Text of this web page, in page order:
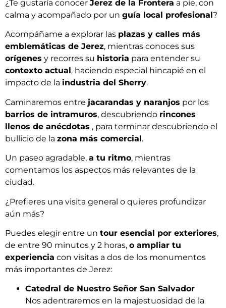
¿Te gustaría conocer Jerez de la Frontera a pie, con
calma y acompañado por un guía local profesional?
Acompáñame a explorar las plazas y calles más
emblemáticas de Jerez, mientras conoces sus
orígenes y recorres su historia para entender su
contexto actual, haciendo especial hincapié en el
impacto de la industria del Sherry.
Caminaremos entre jacarandas y naranjos por los
barrios de intramuros, descubriendo rincones
llenos de anécdotas , para terminar descubriendo el
bullicio de la zona más comercial.
Un paseo agradable, a tu ritmo, mientras
comentamos los aspectos más relevantes de la
ciudad.
¿Prefieres una visita general o quieres profundizar
aún más?
Puedes elegir entre un tour esencial por exteriores,
de entre 90 minutos y 2 horas, o ampliar tu
experiencia con visitas a dos de los monumentos
más importantes de Jerez:
Catedral de Nuestro Señor San Salvador
Nos adentraremos en la majestuosidad de la